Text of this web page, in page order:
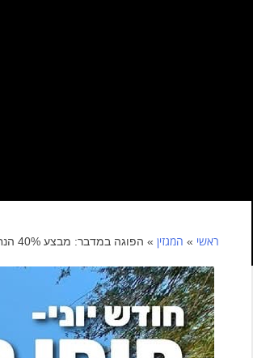
ראשי » המגזין » הפוגה במדבר: מבצע 40% הנחה ללינה בכפר הנוקדים